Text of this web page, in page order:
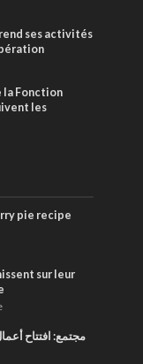
ses activités
la Fonction
les
pie recipe
sur leur
مجتمع: افتتاح